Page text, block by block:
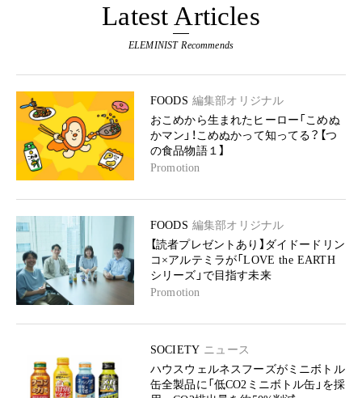
Latest Articles
ELEMINIST Recommends
FOODS 編集部オリジナル
おこめから生まれたヒーロー「こめぬ
かマン」！こめぬかって知ってる？【つ
の食品物語１】
Promotion
FOODS 編集部オリジナル
【読者プレゼントあり】ダイドードリン
コ×アルテミラが「LOVE the EARTH
シリーズ」で目指す未来
Promotion
SOCIETY ニュース
ハウスウェルネスフーズがミニボトル
缶全製品に「低CO2ミニボトル缶」を採